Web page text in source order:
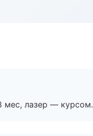
мес, лазер — курсом.